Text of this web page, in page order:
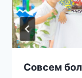
Совсем